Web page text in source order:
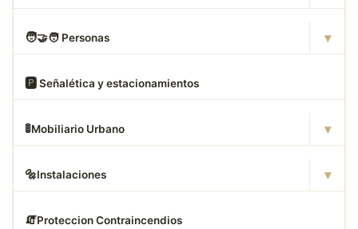
🧑‍🤝‍🧑 Personas ▾
🅿️ Señalética y estacionamientos
🚦Mobiliario Urbano ▾
🔩Instalaciones ▾
🧯Proteccion Contraincendios